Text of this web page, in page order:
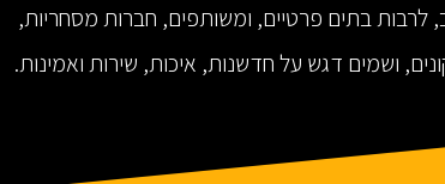
לרבות בתים פרטיים, ומשותפים, חברות מסחריות,
ושמים דגש על חדשנות, איכות, שירות ואמינות.